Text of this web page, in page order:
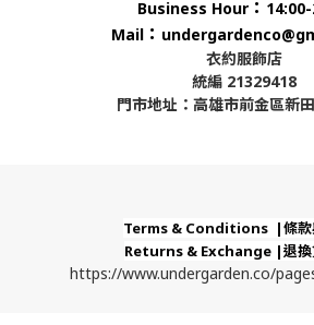
Business Hour ：
Mail ：
衣約服飾店
統編 21329418
門市地址：高雄市前金區新
Terms & Conditions |條款
Returns & Exchange |退換
https://www.undergarden.co/